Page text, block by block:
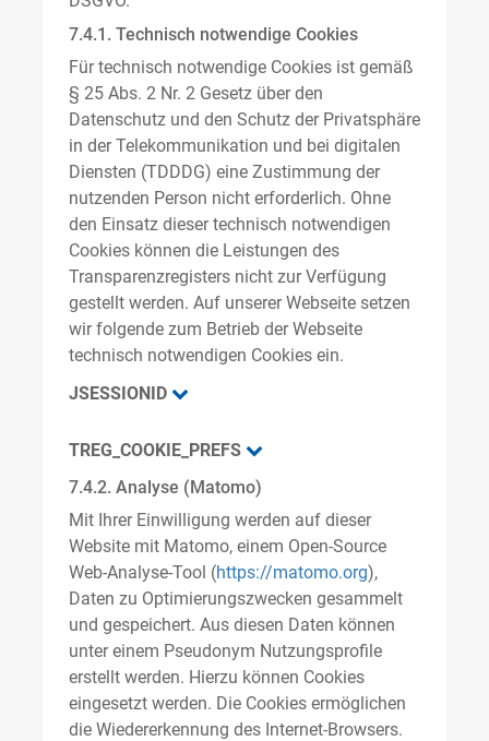
7.4.1. Technisch notwendige Cookies
Für technisch notwendige Cookies ist gemäß
§ 25 Abs. 2 Nr. 2 Gesetz über den
Datenschutz und den Schutz der Privatsphäre
in der Telekommunikation und bei digitalen
Diensten (TDDDG) eine Zustimmung der
nutzenden Person nicht erforderlich. Ohne
den Einsatz dieser technisch notwendigen
Cookies können die Leistungen des
Transparenzregisters nicht zur Verfügung
gestellt werden. Auf unserer Webseite setzen
wir folgende zum Betrieb der Webseite
technisch notwendigen Cookies ein.
JSESSIONID
TREG_COOKIE_PREFS
7.4.2. Analyse (Matomo)
Mit Ihrer Einwilligung werden auf dieser
Website mit Matomo, einem Open-Source
Web-Analyse-Tool (https://matomo.org),
Daten zu Optimierungszwecken gesammelt
und gespeichert. Aus diesen Daten können
unter einem Pseudonym Nutzungsprofile
erstellt werden. Hierzu können Cookies
eingesetzt werden. Die Cookies ermöglichen
die Wiedererkennung des Internet-Browsers.